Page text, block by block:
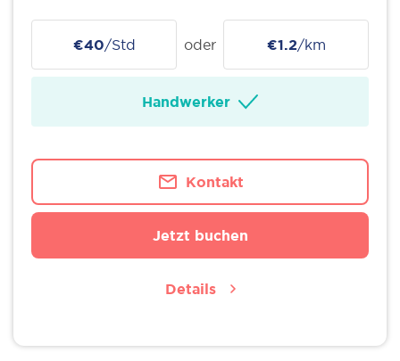
€40/Std oder €1.2/km
Handwerker
Kontakt
Jetzt buchen
Details